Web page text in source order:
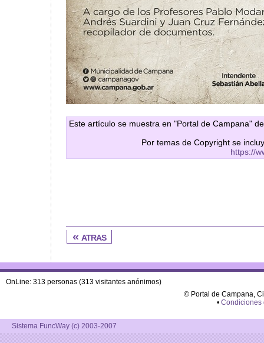
Este artículo se muestra en "Portal de Campana"
Por temas de Copyright se
https://
« atras
OnLine: 313 personas (313 visitantes anónimos)
© Portal de Campana,
• Condiciones
Sistema FuncWay (c) 2003-2007